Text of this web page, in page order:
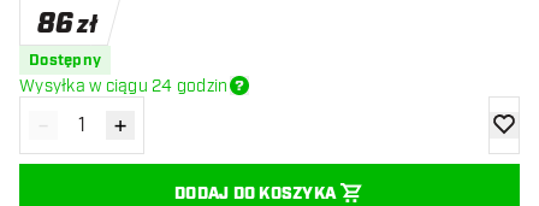
86zł
Dostępny
Wysyłka w ciągu 24 godzin
Zmniejsz ilość
- Zwiększ ilość
+
DODAJ DO KOSZYKA